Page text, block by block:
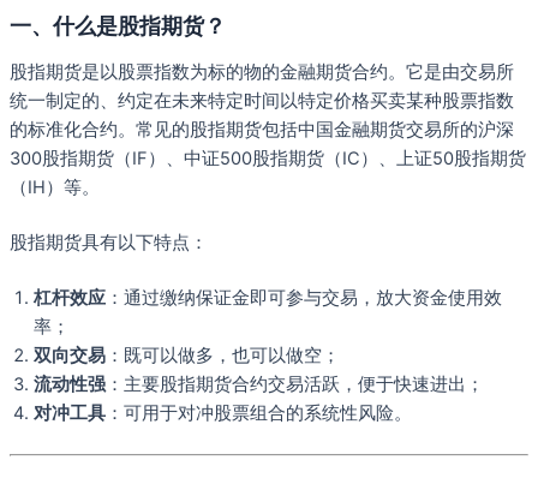
一、什么是股指期货？
股指期货是以股票指数为标的物的金融期货合约。它是由交易所
统一制定的、约定在未来特定时间以特定价格买卖某种股票指数
的标准化合约。常见的股指期货包括中国金融期货交易所的沪深
300股指期货（IF）、中证500股指期货（IC）、上证50股指期货
（IH）等。
股指期货具有以下特点：
杠杆效应 ：通过缴纳保证金即可参与交易，放大资金使用效
率；
双向交易 ：既可以做多，也可以做空；
流动性强 ：主要股指期货合约交易活跃，便于快速进出；
对冲工具 ：可用于对冲股票组合的系统性风险。